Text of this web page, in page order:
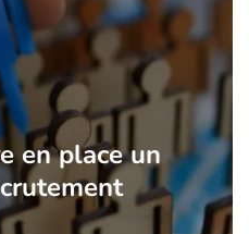
en place un